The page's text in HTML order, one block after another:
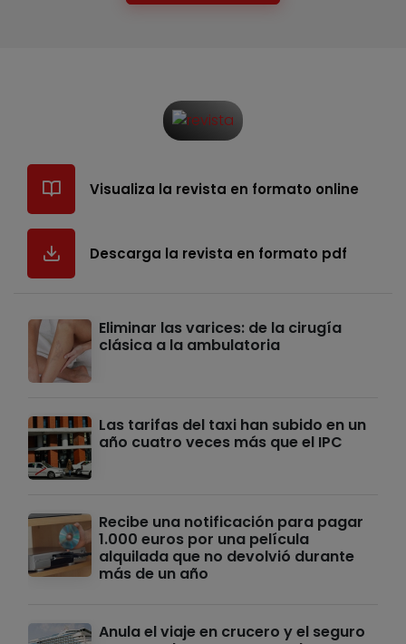
Visualiza la revista en formato online
Descarga la revista en formato pdf
Eliminar las varices: de la cirugía
clásica a la ambulatoria
Las tarifas del taxi han subido en un
año cuatro veces más que el IPC
Recibe una notificación para pagar
1.000 euros por una película
alquilada que no devolvió durante
más de un año
Anula el viaje en crucero y el seguro